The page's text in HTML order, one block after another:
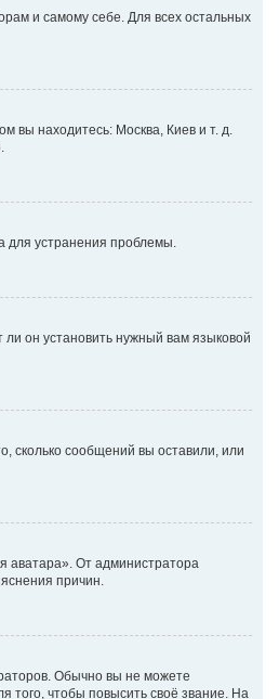
и самому себе. Для всех остальных
вы находитесь: Москва, Киев и т. д.
для устранения проблемы.
он установить нужный вам языковой
сколько сообщений вы оставили, или
аватара». От администратора
причин.
Обычно вы не можете
того, чтобы повысить своё звание. На